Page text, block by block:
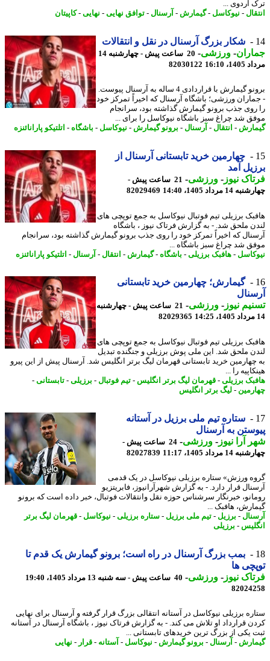
اردوی ...
-نیوکاسل-گیمارش-آرسنال-توافق نهایی-نهایی-کاپیتان
شکار بزرگ آرسنال در نقل و انتقالات
- ورزشی-
20 ساعت پیش - چهارشنبه 14
16:10
82030122
برونو گیمارش با قراردادی 4 ساله به آرسنال پیوست.
ورزشی؛ باشگاه آرسنال که اخیراً تمرکز خود
جذب برونو گیمارش گذاشته بود، سرانجام
شد چراغ سبز باشگاه نیوکاسل را برای ...
-انتقال-آرسنال-برونو گیمارش-نیوکاسل-باشگاه-اتلتیکو پارانائنزه
چهارمین خرید تابستانی آرسنال از
آمد
نیوز-ورزشی-
21 ساعت پیش -
مرداد 1405، 14:40
82029469
برزیلی تیم فوتبال نیوکاسل به جمع توپچی های
ملحق شد. - به گزارش فرتاک نیوز ، باشگاه
که اخیراً تمرکز خود را روی جذب برونو گیمارش گذاشته بود، سرانجام
شد چراغ سبز باشگاه ...
-هافبک برزیلی-باشگاه-گیمارش-انتقال-آرسنال-اتلتیکو پارانائنزه
گیمارش؛ چهارمین خرید تابستانی
نیوز-ورزشی-
21 ساعت پیش - چهارشنبه
82029365
برزیلی تیم فوتبال نیوکاسل به جمع توپچی های
ملحق شد. این ملی پوش برزیلی و جنگنده تبدیل
خرید تابستانی قهرمان لیگ برتر انگلیس شد. آرسنال پیش از این پیرو
را ...
برزیلی-قهرمان لیگ برتر انگلیس-تیم فوتبال-برزیلی-تابستانی-
-لیگ برتر انگلیس
ستاره تیم ملی برزیل در آستانه
به آرسنال
آرا نیوز-ورزشی-
24 ساعت پیش -
مرداد 1405، 11:17
82027839
ورزش» ستاره برزیلی نیوکاسل در یک قدمی
قرار دارد. - به گزارش شهرآرانیوز، فابریتزیو
خبرنگار سرشناس حوزه نقل وانتقالات فوتبال، خبر داده است که برونو
هافبک ...
-برزیل - تیم ملی برزیل - ستاره برزیلی-نیوکاسل-قهرمان لیگ برتر
-برزیلی
بمب بزرگ آرسنال در راه است؛ برونو گیمارش یک قدم تا
ها
نیوز-ورزشی-40 ساعت پیش - سه شنبه 13 مرداد 1405، 19:40
برزیلی نیوکاسل در آستانه انتقالی بزرگ قرار گرفته و آرسنال برای نهایی
قرارداد او تلاش می کند. - به گزارش فرتاک نیوز ، باشگاه آرسنال در آستانه
یکی از بزرگ ترین خریدهای تابستانی ...
-آرسنال-برونو گیمارش-نیوکاسل-آستانه-قرار - نهایی